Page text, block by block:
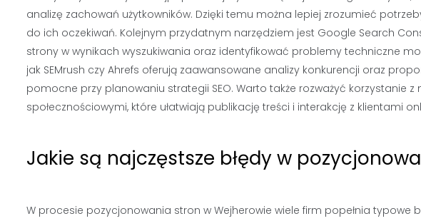
analizę zachowań użytkowników. Dzięki temu można lepiej zrozumieć
do ich oczekiwań. Kolejnym przydatnym narzędziem jest Google Search
strony w wynikach wyszukiwania oraz identyfikować problemy techniczne
jak SEMrush czy Ahrefs oferują zaawansowane analizy konkurencji oraz
pomocne przy planowaniu strategii SEO. Warto także rozważyć korzystanie
społecznościowymi, które ułatwiają publikację treści i interakcję z klientami
Jakie są najczęstsze błędy w
W procesie pozycjonowania stron w Wejherowie wiele firm popełnia typowe